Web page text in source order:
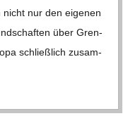
nicht nur den eige­nen
über Gren­
schließ­lich zusam­